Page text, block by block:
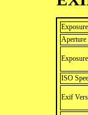
Aperture
ISO
Exif